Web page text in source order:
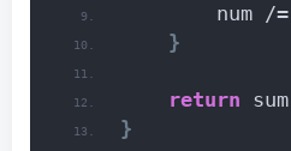
num /=
}
return
}